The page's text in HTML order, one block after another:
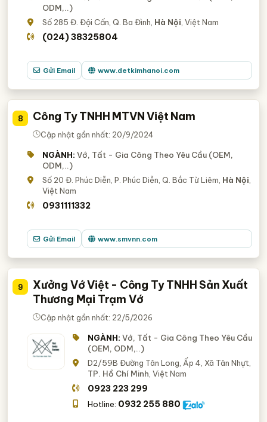
ODM,..)
Số 285 Đ. Đội Cấn, Q. Ba Đình, Hà Nội , Việt Nam
(024) 38325804
Gửi Email www.detkimhanoi.com
8 Công Ty TNHH MTVN Việt Nam
Cập nhật gần nhất: 20/9/2024
NGÀNH: Vớ, Tất - Gia Công Theo Yêu Cầu (OEM,
ODM,..)
Số 20 Đ. Phúc Diễn, P. Phúc Diễn, Q. Bắc Từ Liêm, Hà Nội
Việt Nam
0931111332
Gửi Email www.smvnn.com
9
Xưởng Vớ Việt - Công Ty TNHH Sản Xuất
Thương Mại Trạm Vớ
Cập nhật gần nhất: 22/5/2026
NGÀNH: Vớ, Tất - Gia Công Theo Yêu Cầu
(OEM, ODM,..)
D2/59B Đường Tân Long, Ấp 4, Xã Tân Nhựt,
TP. Hồ Chí Minh , Việt Nam
0923 223 299
Hotline: 0932 255 880